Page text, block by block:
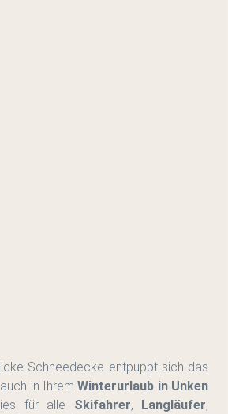
Schneedecke entpuppt sich das
in Ihrem Winterurlaub in Unken
für alle Skifahrer, Langläufer,